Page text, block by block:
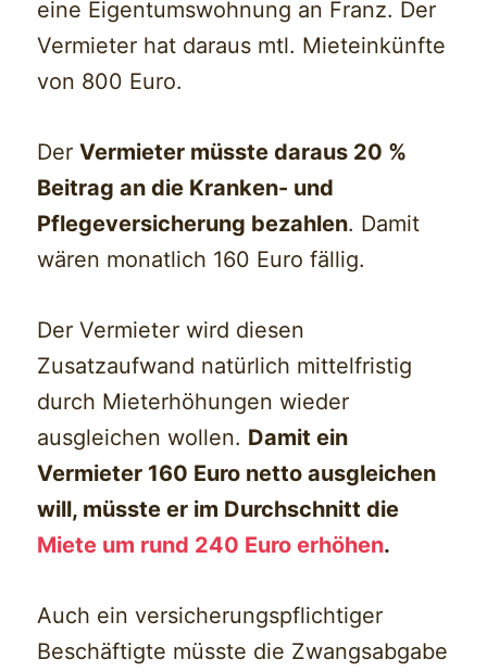
eine Eigentumswohnung an Franz. Der
Vermieter hat daraus mtl. Mieteinkünfte
von 800 Euro.
DerVermieter müsste daraus 20 %
Beitrag an die Kranken- und
Pflegeversicherung bezahlen. Damit
wären monatlich 160 Euro fällig.
Der Vermieter wird diesen
Zusatzaufwand natürlich mittelfristig
durch Mieterhöhungen wieder
ausgleichen wollen. Damit ein
Vermieter 160 Euro netto ausgleichen
will, müsste er im Durchschnitt die
Miete um rund 240 Euro erhöhen.
Auch ein versicherungspflichtiger
Beschäftigte müsste die Zwangsabgabe